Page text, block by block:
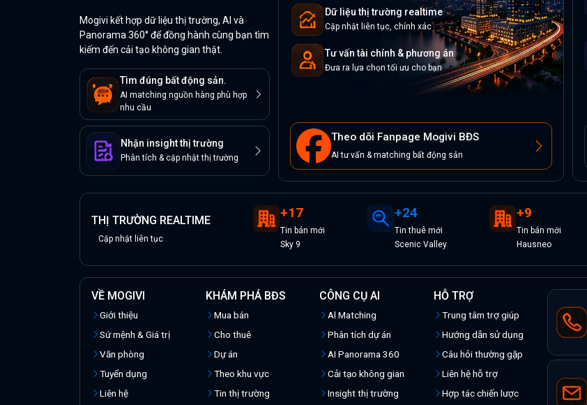
Mogivi kết hợp dữ liệu thị trường, AI và
Panorama 360° để đồng hành cùng bạn tìm
kiếm đến cải tạo không gian thật.
Tìm đúng bất động sản.
AI matching nguồn hàng phù hợp
nhu cầu
Nhận insight thị trường
Phân tích & cập nhật thị trường
Dữ liệu thị trường realtime
Cập nhật liên tục, chính xác
Tư vấn tài chính & phương án
Đưa ra lựa chọn tối ưu cho bạn
Theo dõi Fanpage Mogivi BĐS
AI tư vấn & matching bất động sản
THỊ TRƯỜNG REALTIME
Cập nhật liên tục
+17
Tin bán mới
Sky 9
+24
Tinthuê mới
Scenic Valley
+9
Tin bán mới
Hausneo
VỀ MOGIVI
Giới thiệu
Sứ mệnh & Giá trị
Văn phòng
Tuyển dụng
Liên hệ
KHÁM PHÁ BĐS
Mua bán
Cho thuê
Dự án
Theo khu vực
Tin thị trường
CÔNG CỤ AI
Al Matching
Phân tích dự án
AI Panorama 360
Cải tạo không gian
Insight thị trường
HỖ TRỢ
Trung tâm trợ giúp
Hướng dẫn sử dụng
Câu hỏi thường gặp
Liên hệ hỗ trợ
Hợp tác chiến lược